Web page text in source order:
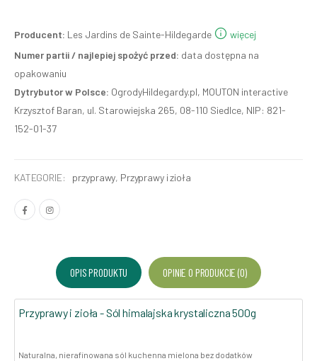
Producent: Les Jardins de Sainte-Hildegarde
więcej
Numer partii / najlepiej spożyć przed: data dostępna na
opakowaniu
Dytrybutor w Polsce: OgrodyHildegardy.pl, MOUTON interactive
Krzysztof Baran, ul. Starowiejska 265, 08-110 Siedlce, NIP: 821-
152-01-37
KATEGORIE: przyprawy, Przyprawy i zioła
OPIS PRODUKTU OPINIE O PRODUKCIE (0)
Przyprawy i zioła - Sól himalajska krystaliczna 500g
Naturalna, nierafinowana sól kuchenna mielona bez dodatków